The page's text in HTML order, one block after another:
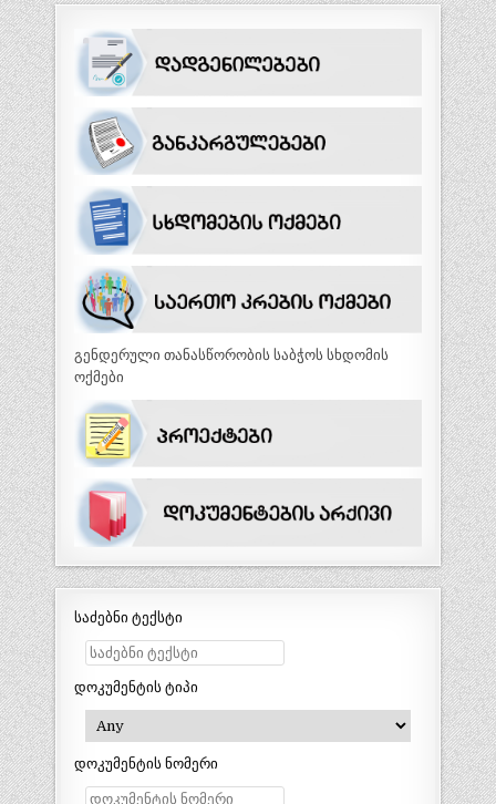
გენდერული თანასწორობის საბჭოს სხდომის
ოქმები
საძებნი ტექსტი
დოკუმენტის ტიპი
დოკუმენტის ნომერი